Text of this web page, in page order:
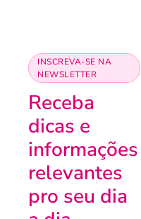
INSCREVA-SE NA
NEWSLETTER
Receba
dicas e
informações
relevantes
pro seu dia